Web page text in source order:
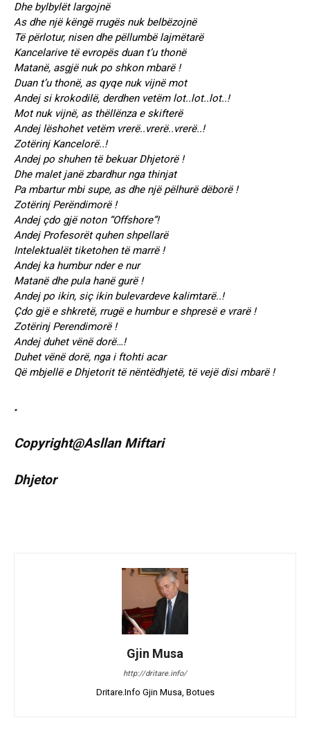
Dhe bylbylët largojnë
As dhe një këngë rrugës nuk belbëzojnë
Të përlotur, nisen dhe pëllumbë lajmëtarë
Kancelarive të evropës duan t’u thonë
Matanë, asgjë nuk po shkon mbarë !
Duan t’u thonë, as qyqe nuk vijnë mot
Andej si krokodilë, derdhen vetëm lot..lot..lot..!
Mot nuk vijnë, as thëllënza e skifterë
Andej lëshohet vetëm vrerë..vrerë..vrerë..!
Zotërinj Kancelorë..!
Andej po shuhen të bekuar Dhjetorë !
Dhe malet janë zbardhur nga thinjat
Pa mbartur mbi supe, as dhe një pëlhurë dëborë !
Zotërinj Perëndimorë !
Andej çdo gjë noton “Offshore”!
Andej Profesorët quhen shpellarë
Intelektualët tiketohen të marrë !
Andej ka humbur nder e nur
Matanë dhe pula hanë gurë !
Andej po ikin, siç ikin bulevardeve kalimtarë..!
Çdo gjë e shkretë, rrugë e humbur e shpresë e vrarë !
Zotërinj Perendimorë !
Andej duhet vënë dorë…!
Duhet vënë dorë, nga i ftohti acar
Që mbjellë e Dhjetorit të nëntëdhjetë, të vejë disi mbarë !
.
Copyright@Asllan Miftari
Dhjetor
Gjin Musa
http://dritare.info/
Dritare.Info Gjin Musa, Botues